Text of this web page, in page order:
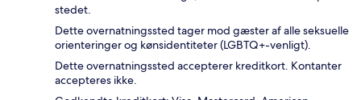
stedet.
Dette overnatningssted tager mod gæster af alle seksuelle
orienteringer og kønsidentiteter (LGBTQ+-venligt).
Dette overnatningssted accepterer kreditkort. Kontanter
accepteres ikke.